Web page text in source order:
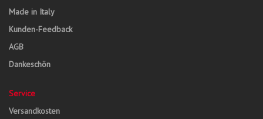
Made in Italy
Kunden-Feedback
AGB
Dankeschön
Service
Versandkosten